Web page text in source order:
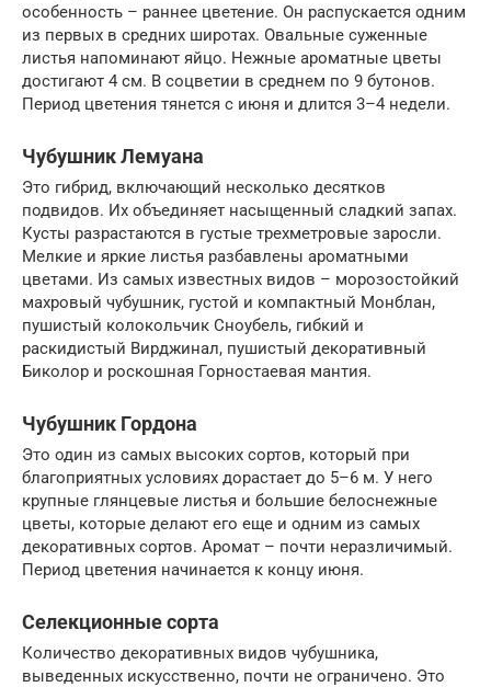
особенность – раннее цветение. Он распускается одним
из первых в средних широтах. Овальные суженные
листья напоминают яйцо. Нежные ароматные цветы
достигают 4 см. В соцветии в среднем по 9 бутонов.
Период цветения тянется с июня и длится 3–4 недели.
Чубушник Лемуана
Это гибрид, включающий несколько десятков
подвидов. Их объединяет насыщенный сладкий запах.
Кусты разрастаются в густые трехметровые заросли.
Мелкие и яркие листья разбавлены ароматными
цветами. Из самых известных видов – морозостойкий
махровый чубушник, густой и компактный Монблан,
пушистый колокольчик Сноубель, гибкий и
раскидистый Вирджинал, пушистый декоративный
Биколор и роскошная Горностаевая мантия.
Чубушник Гордона
Это один из самых высоких сортов, который при
благоприятных условиях дорастает до 5–6 м. У него
крупные глянцевые листья и большие белоснежные
цветы, которые делают его еще и одним из самых
декоративных сортов. Аромат – почти неразличимый.
Период цветения начинается к концу июня.
Селекционные сорта
Количество декоративных видов чубушника,
выведенных искусственно, почти не ограничено. Это